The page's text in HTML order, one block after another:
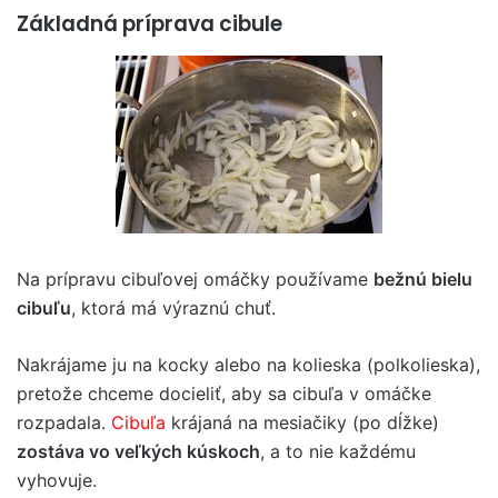
Základná príprava cibule
Na prípravu cibuľovej omáčky používame bežnú bielu
cibuľu, ktorá má výraznú chuť.
Nakrájame ju na kocky alebo na kolieska (polkolieska),
pretože chceme docieliť, aby sa cibuľa v omáčke
rozpadala. Cibuľa krájaná na mesiačiky (po dĺžke)
zostáva vo veľkých kúskoch, a to nie každému
vyhovuje.